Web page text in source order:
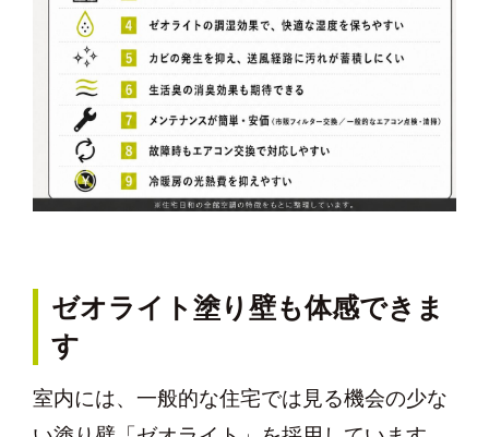
ゼオライト塗り壁も体感できま
す
室内には、一般的な住宅では見る機会の少な